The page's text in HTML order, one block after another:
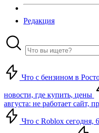
Редакция
Что с бензином в
новости, где купить, цены
августа: не работает сайт,
Что с Roblox сегодня,